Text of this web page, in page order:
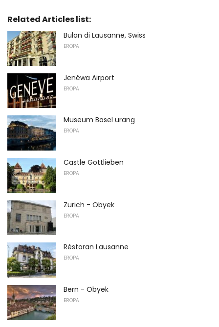
Related Articles list:
Bulan di Lausanne, Swiss
EROPA
Jenéwa Airport
EROPA
Museum Basel urang
EROPA
Castle Gottlieben
EROPA
Zurich - Obyek
EROPA
Réstoran Lausanne
EROPA
Bern - Obyek
EROPA